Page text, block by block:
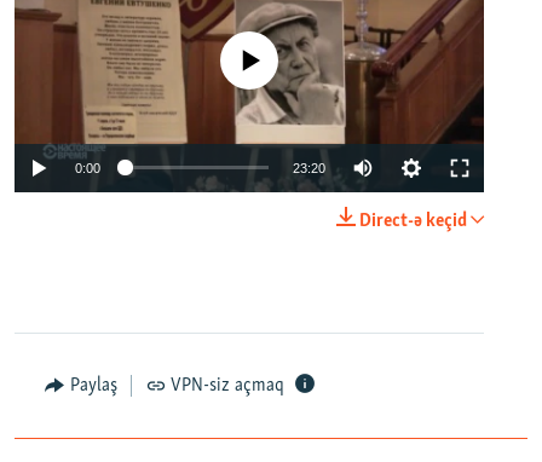
No media source currently available
0:00 23:20
Direct-ə keçid
Paylaş VPN-siz açmaq